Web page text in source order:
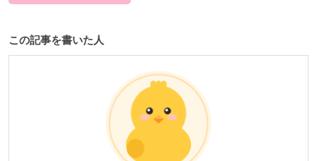
この記事を書いた人